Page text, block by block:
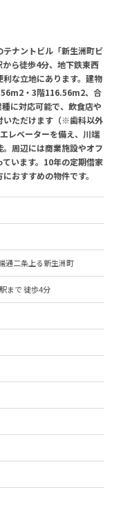
ナントビル「新生洲町ビ
ら徒歩4分、地下鉄東西
な立地にあります。建物
・3階116.56m2、合
に対応可能で、飲食店や
いただけます（※歯科以外
レベーターを備え、川端
周辺には商業施設やオフ
います。10年の定期借家
おすすめの物件です。
通二条上る新生洲町
まで 徒歩4分